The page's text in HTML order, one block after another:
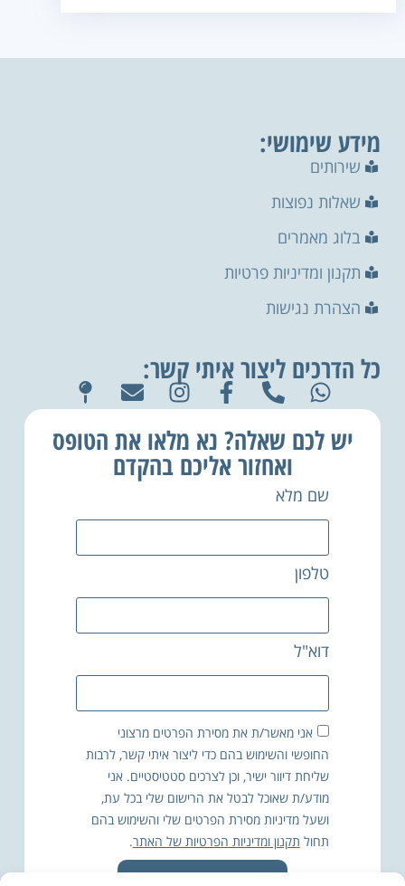
מידע שימושי:
שירותים
שאלות נפוצות
בלוג מאמרים
תקנון ומדיניות פרטיות
הצהרת נגישות
כל הדרכים ליצור איתי קשר:
יש לכם שאלה? נא מלאו את הטופס
ואחזור אליכם בהקדם
שם מלא
טלפון
דוא"ל
אני מאשר/ת את מסירת הפרטים מרצוני
החופשי והשימוש בהם כדי ליצור איתי קשר, לרבות
שליחת דיוור ישיר, וכן לצרכים סטטיסטיים. אני
מודע/ת שאוכל לבטל את הרישום שלי בכל עת,
ושעל מדיניות מסירת הפרטים שלי והשימוש בהם
תחול תקנון ומדיניות הפרטיות של האתר.